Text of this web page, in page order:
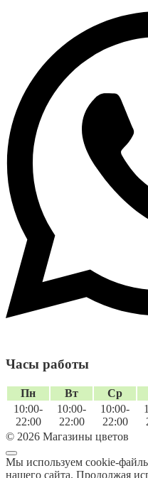
Часы работы
Пн Вт Ср
10:00-
22:00
10:00-
22:00
10:00-
22:00
© 2026 Магазины цветов
Мы используем cookie-
нашего сайта. Продолжая